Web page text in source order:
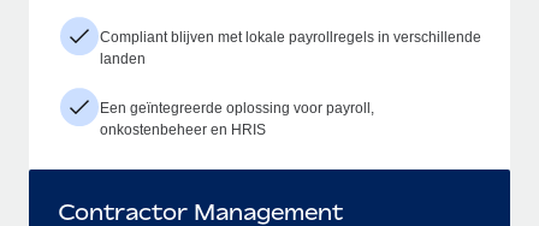
Compliant blijven met lokale payrollregels in verschillende
landen
Een geïntegreerde oplossing voor payroll,
onkostenbeheer en HRIS
Contractor Management